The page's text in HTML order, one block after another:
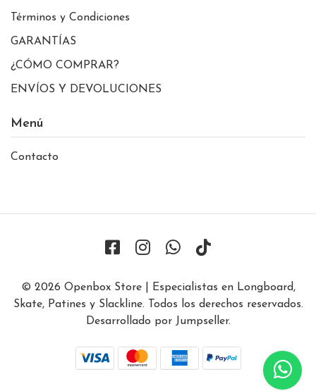
Términos y Condiciones
GARANTÍAS
¿CÓMO COMPRAR?
ENVÍOS Y DEVOLUCIONES
Menú
Contacto
© 2026 Openbox Store | Especialistas en Longboard,
Skate, Patines y Slackline. Todos los derechos reservados.
Desarrollado por Jumpseller.